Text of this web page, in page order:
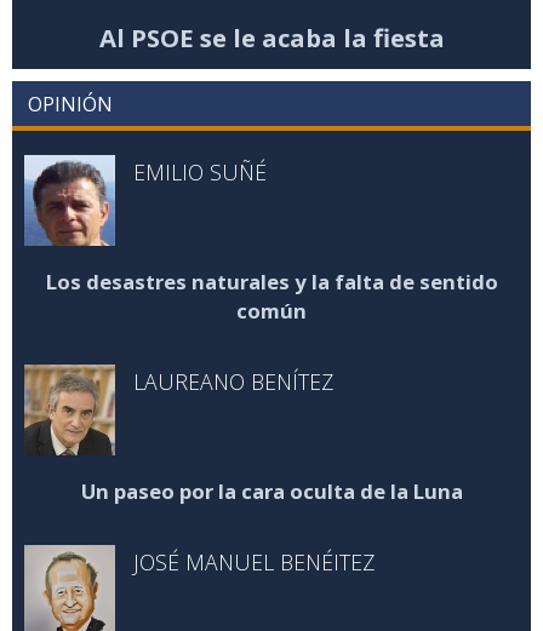
Al PSOE se le acaba la fiesta
OPINIÓN
EMILIO SUÑÉ
Los desastres naturales y la falta de sentido
común
LAUREANO BENÍTEZ
Un paseo por la cara oculta de la Luna
JOSÉ MANUEL BENÉITEZ